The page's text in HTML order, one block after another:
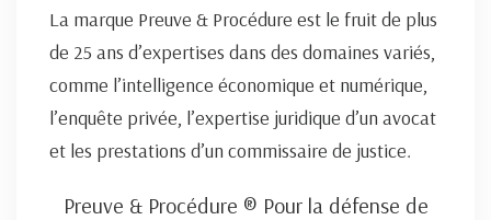
La marque Preuve & Procédure est le fruit de plus
de 25 ans d’expertises dans des domaines variés,
comme l’intelligence économique et numérique,
l’enquête privée, l’expertise juridique d’un avocat
et les prestations d’un commissaire de justice.
Preuve & Procédure ® Pour la défense de